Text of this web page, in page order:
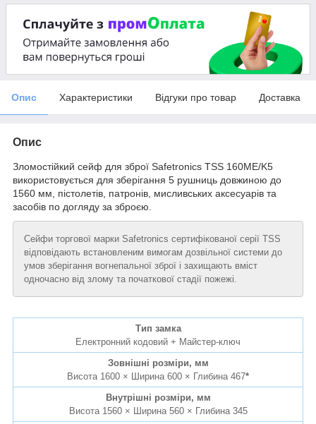
Опис Характеристики Відгуки про товар Доставка
Опис
Зломостійкий сейф для зброї Safetronics TSS 160ME/K5
використовується для зберігання 5 рушниць довжиною до
1560 мм, пістолетів, патронів, мисливських аксесуарів та
засобів по догляду за зброєю.
Сейфи торгової марки Safetronics сертифікованої серії TSS
відповідають встановленим вимогам дозвільної системи до
умов зберігання вогнепальної зброї і захищають вміст
одночасно від злому та початкової стадії пожежі.
Тип замка
Електронний кодовий + Майстер-ключ
Зовнішні розміри, мм
Висота 1600 × Ширина 600 × Глибина 467*
Внутрішні розміри, мм
Висота 1560 × Ширина 560 × Глибина 345